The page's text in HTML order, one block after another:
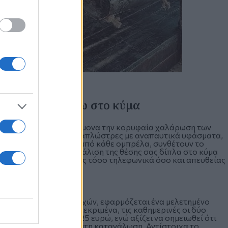
πάνω στο κύμα
σχεδιαστεί με γνώμονα την κορυφαία χαλάρωση των
κομψές ξύλινες ξαπλώστρες με αναπαυτικά υφάσματα,
καρέκλες κάτω από κάθε ομπρέλα, συνθέτουν το
Η εξασφάλιση της θέσης σας δίπλα στο κύμα
δέχεται κρατήσεις τόσο τηλεφωνικά όσο και απευθείας
ποιότητας των παροχών, εφαρμόζεται ένα μελετημένο
σειρές. Συγκεκριμένα, τις καθημερινές οι δύο
επόμενες δύο στα 25 ευρώ, ενώ αξίζει να σημειωθεί ότι
χωρίς ελάχιστη κατανάλωση. Αντίστοιχα το